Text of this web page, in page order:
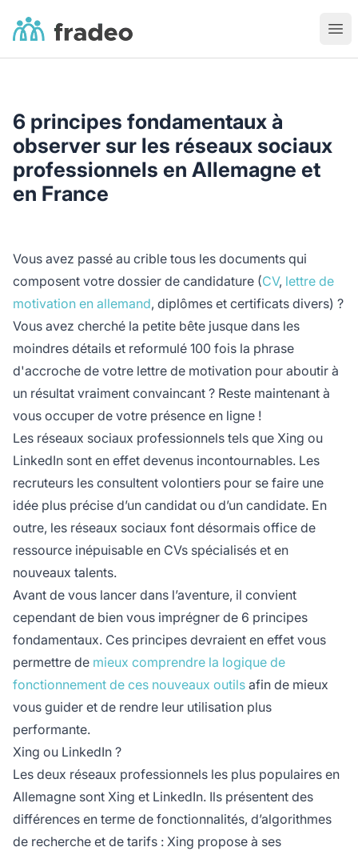
Fradeo
6 principes fondamentaux à
observer sur les réseaux sociaux
professionnels en Allemagne et
en France
Vous avez passé au crible tous les documents qui
composent votre dossier de candidature (CV, lettre de
motivation en allemand, diplômes et certificats divers) ?
Vous avez cherché la petite bête jusque dans les
moindres détails et reformulé 100 fois la phrase
d'accroche de votre lettre de motivation pour aboutir à
un résultat vraiment convaincant ? Reste maintenant à
vous occuper de votre présence en ligne !
Les réseaux sociaux professionnels tels que Xing ou
LinkedIn sont en effet devenus incontournables. Les
recruteurs les consultent volontiers pour se faire une
idée plus précise d’un candidat ou d’un candidate. En
outre, les réseaux sociaux font désormais office de
ressource inépuisable en CVs spécialisés et en
nouveaux talents.
Avant de vous lancer dans l’aventure, il convient
cependant de bien vous imprégner de 6 principes
fondamentaux. Ces principes devraient en effet vous
permettre de mieux comprendre la logique de
fonctionnement de ces nouveaux outils afin de mieux
vous guider et de rendre leur utilisation plus
performante.
Xing ou LinkedIn ?
Les deux réseaux professionnels les plus populaires en
Allemagne sont Xing et LinkedIn. Ils présentent des
différences en terme de fonctionnalités, d’algorithmes
de recherche et de tarifs : Xing propose à ses